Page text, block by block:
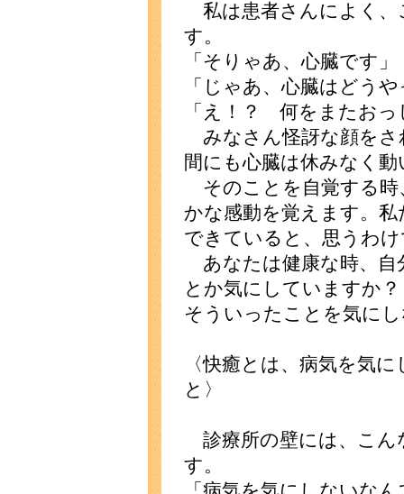
私は患者さんによく、
す。
「そりゃあ、心臓です」
「じゃあ、心臓はどう
「え！？ 何をまたおっ
みなさん怪訝な顔をさ
間にも心臓は休みなく
そのことを自覚する時
かな感動を覚えます。
できていると、思うわ
あなたは健康な時、自
とか気にしていますか
そういったことを気に
〈快癒とは、病気を気
と〉
診療所の壁には、こん
す。